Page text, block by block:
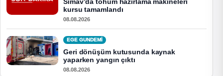
Simav’da tohum hazırlama makineleri
kursu tamamlandı
08.08.2026
EGE GUNDEMİ
Geri dönüşüm kutusunda kaynak
yaparken yangın çıktı
08.08.2026